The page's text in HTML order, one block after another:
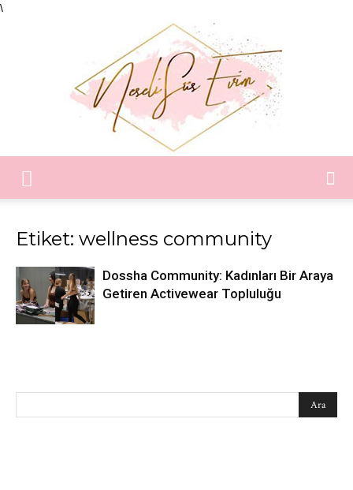
\
Etiket: wellness community
Dossha Community: Kadınları Bir Araya
Getiren Activewear Topluluğu